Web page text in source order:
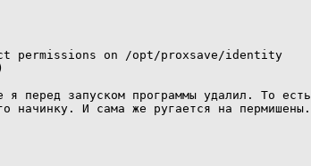
permissions on /opt/proxsave/identity
перед запуском программы удалил. То есть
начинку. И сама же ругается на пермишены.